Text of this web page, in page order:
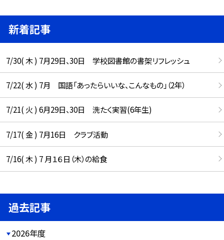
新着記事
7/30( 木 ) 7月29日、30日 学校図書館の書架リフレッシュ
7/22( 水 ) 7月 国語「あったらいいな、こんなもの」（2年）
7/21( 火 ) 6月29日、30日 洗たく実習(6年生)
7/17( 金 ) 7月16日 クラブ活動
7/16( 木 ) 7 月１６日（木）の給食
過去記事
2026年度